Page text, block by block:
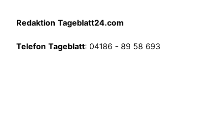
Redaktion Tageblatt24.com
Telefon Tageblatt: 04186 - 89 58 693